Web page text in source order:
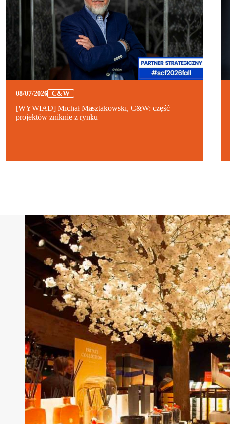
08/07/2026 C&W
[WYWIAD] Michał Masztakowski, C&W: część
projektów zniknie z rynku